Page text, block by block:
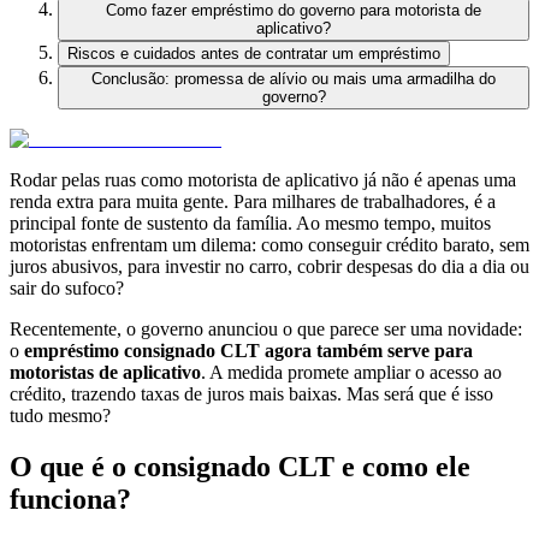
Como fazer empréstimo do governo para motorista de
aplicativo?
Riscos e cuidados antes de contratar um empréstimo
Conclusão: promessa de alívio ou mais uma armadilha do
governo?
Rodar pelas ruas como motorista de aplicativo já não é apenas uma
renda extra para muita gente. Para milhares de trabalhadores, é a
principal fonte de sustento da família. Ao mesmo tempo, muitos
motoristas enfrentam um dilema: como conseguir crédito barato, sem
juros abusivos, para investir no carro, cobrir despesas do dia a dia ou
sair do sufoco?
Recentemente, o governo anunciou o que parece ser uma novidade:
o empréstimo consignado CLT agora também serve para
motoristas de aplicativo. A medida promete ampliar o acesso ao
crédito, trazendo taxas de juros mais baixas. Mas será que é isso
tudo mesmo?
O que é o consignado CLT e como ele
funciona?